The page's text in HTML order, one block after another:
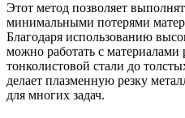
Этот метод позволяет
минимальными потерями
Благодаря использованию
можно работать с
тонколистовой стали до
делает плазменную резку
для многих задач.